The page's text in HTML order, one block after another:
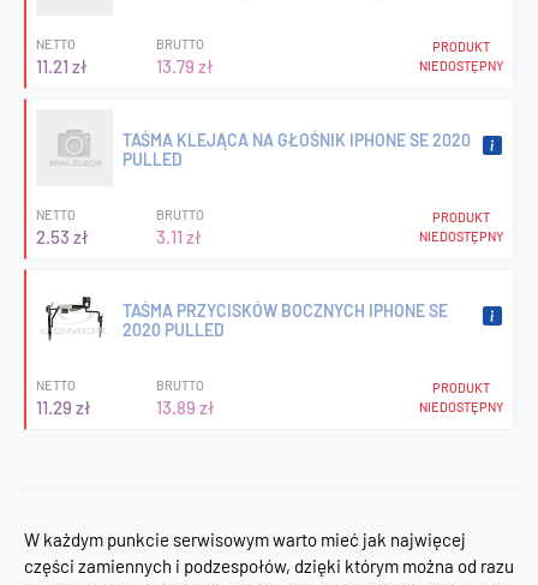
NETTO
11.21 zł
BRUTTO
13.79 zł
PRODUKT
NIEDOSTĘPNY
TAŚMA KLEJĄCA NA GŁOŚNIK IPHONE SE 2020
PULLED
NETTO
2.53 zł
BRUTTO
3.11 zł
PRODUKT
NIEDOSTĘPNY
TAŚMA PRZYCISKÓW BOCZNYCH IPHONE SE
2020 PULLED
NETTO
11.29 zł
BRUTTO
13.89 zł
PRODUKT
NIEDOSTĘPNY
W każdym punkcie serwisowym warto mieć jak najwięcej
części zamiennych i podzespołów, dzięki którym można od razu